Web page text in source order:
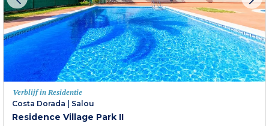
Verblijf in Residentie
Costa Dorada
Salou
Residence Village Park II